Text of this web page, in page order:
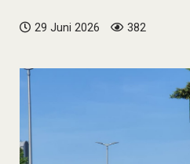
29 Juni 2026 382